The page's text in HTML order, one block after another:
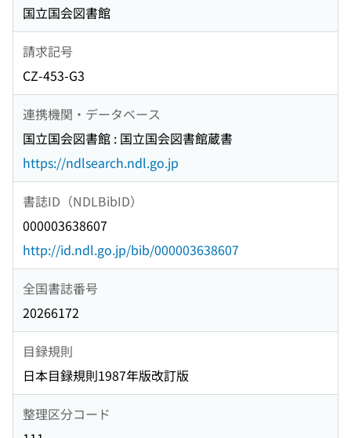
国立国会図書館
請求記号
CZ-453-G3
連携機関・データベース
国立国会図書館 : 国立国会図書館蔵書
https://ndlsearch.ndl.go.jp
書誌ID（NDLBibID）
000003638607
http://id.ndl.go.jp/bib/000003638607
全国書誌番号
20266172
目録規則
日本目録規則1987年版改訂版
整理区分コード